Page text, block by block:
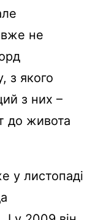
вже не
з якого
з них –
до живота
у листопаді